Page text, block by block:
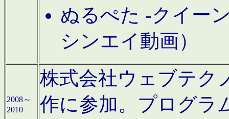
ぬるぺた -クイー
シンエイ動画）
2008～
2010
株式会社ウェブテク
作に参加。プログラ